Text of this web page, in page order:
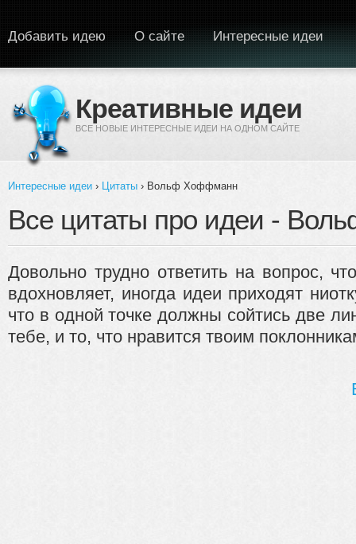
Креативные идеи
ВСЕ НОВЫЕ ИНТЕРЕСНЫЕ ИДЕИ НА ОДНОМ САЙТЕ
Добавить идею О сайте Интересные идеи
Вы здесь
Интересные идеи › Цитаты › Вольф Хоффманн
Все цитаты про идеи -
Довольно трудно ответить на вопрос,
вдохновляет, иногда идеи приходят
что в одной точке должны сойтись две
тебе, и то, что нравится твоим